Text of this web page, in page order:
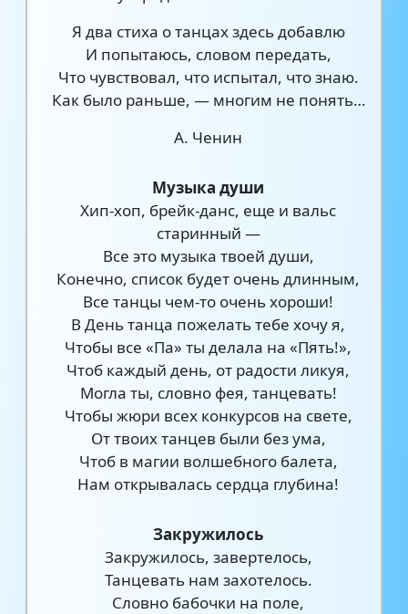
Я два стиха о танцах здесь добавлю
И попытаюсь, словом передать,
Что чувствовал, что испытал, что знаю.
Как было раньше, — многим не понять…
А. Ченин
Музыка души
Хип-хоп, брейк-данс, еще и вальс
старинный —
Все это музыка твоей души,
Конечно, список будет очень длинным,
Все танцы чем-то очень хороши!
В День танца пожелать тебе хочу я,
Чтобы все «Па» ты делала на «Пять!»,
Чтоб каждый день, от радости ликуя,
Могла ты, словно фея, танцевать!
Чтобы жюри всех конкурсов на свете,
От твоих танцев были без ума,
Чтоб в магии волшебного балета,
Нам открывалась сердца глубина!
Закружилось
Закружилось, завертелось,
Танцевать нам захотелось.
Словно бабочки на поле,